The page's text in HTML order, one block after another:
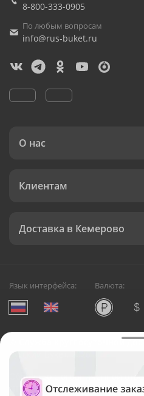
8-800-333-0905
По любым вопросам
info@rus-buket.ru
О нас
Клиентам
Доставка в Кемерово
Язык интерфейса: Валюта:
Служба круглосуточной
Русский Букет, 2026
Общество с ограниченной
ОГРН: 1195476081745, ИНН: